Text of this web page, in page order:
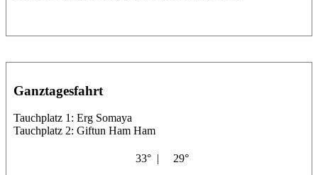
Ganztagesfahrt
Tauchplatz 1: Erg Somaya
Tauchplatz 2: Giftun Ham Ham
33° | 29°